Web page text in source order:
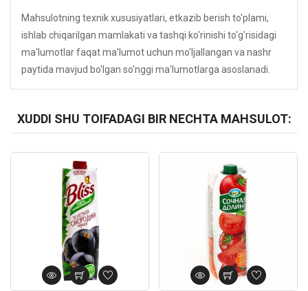
Mahsulotning texnik xususiyatlari, etkazib berish to'plami,
ishlab chiqarilgan mamlakati va tashqi ko'rinishi to'g'risidagi
ma'lumotlar faqat ma'lumot uchun mo'ljallangan va nashr
paytida mavjud bo'lgan so'nggi ma'lumotlarga asoslanadi.
XUDDI SHU TOIFADAGI BIR NECHTA MAHSULOT: